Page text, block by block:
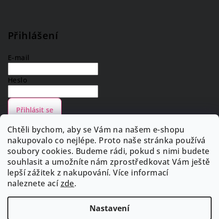
Chtěli bychom, aby se Vám na našem e-shopu
nakupovalo co nejlépe. Proto naše stránka používá
soubory cookies. Budeme rádi, pokud s nimi budete
souhlasit a umožníte nám zprostředkovat Vám ještě
lepší zážitek z nakupování. Více informací
nalezneteacízde.
Nastavení
Přihlášení
E-mail
Heslo
Přihlásit se
Nová registrace Zapomenuté heslo
Facebook